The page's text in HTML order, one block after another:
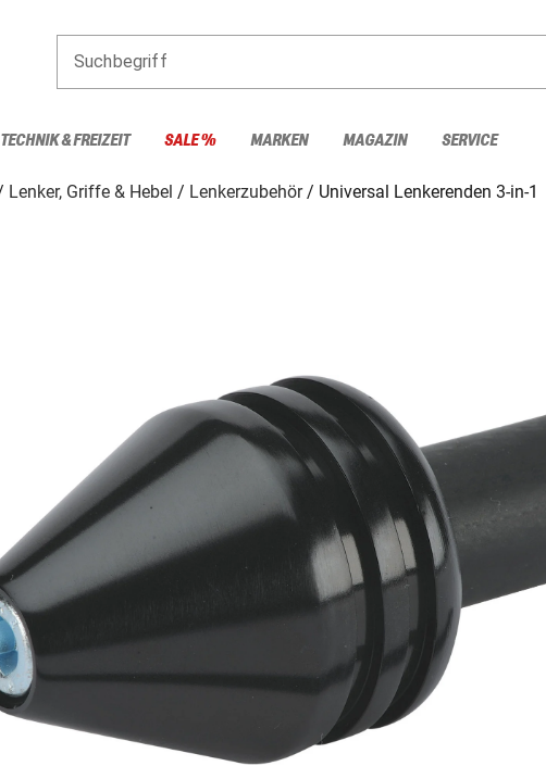
Suchbegriff
TECHNIK & FREIZEIT SALE % MARKEN MAGAZIN SERVICE
Lenker, Griffe & Hebel Lenkerzubehör
Universal Lenkerenden 3-in-1